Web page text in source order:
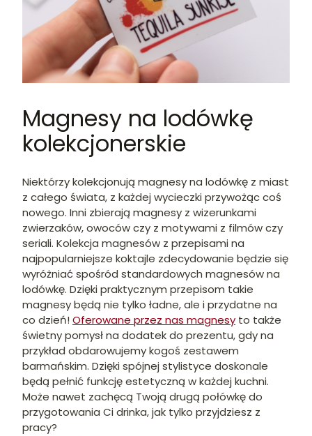
Magnesy na lodówkę
kolekcjonerskie
Niektórzy kolekcjonują magnesy na lodówkę z miast
z całego świata, z każdej wycieczki przywożąc coś
nowego. Inni zbierają magnesy z wizerunkami
zwierzaków, owoców czy z motywami z filmów czy
seriali. Kolekcja magnesów z przepisami na
najpopularniejsze koktajle zdecydowanie będzie się
wyróżniać spośród standardowych magnesów na
lodówkę. Dzięki praktycznym przepisom takie
magnesy będą nie tylko ładne, ale i przydatne na
co dzień!Oferowane przez nas magnesy to także
świetny pomysł na dodatek do prezentu, gdy na
przykład obdarowujemy kogoś zestawem
barmańskim. Dzięki spójnej stylistyce doskonale
będą pełnić funkcję estetyczną w każdej kuchni.
Może nawet zachęcą Twoją drugą połówkę do
przygotowania Ci drinka, jak tylko przyjdziesz z
pracy?